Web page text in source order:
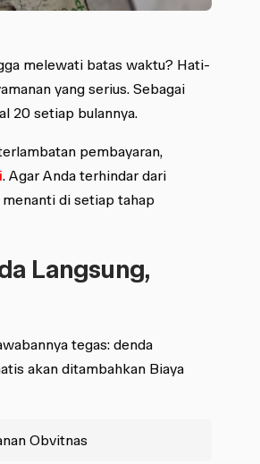
melewati batas waktu? Hati-
yang serius. Sebagai
20 setiap bulannya.
pembayaran,
. Agar Anda terhindar dari
menanti di setiap tahap
Langsung,
tegas: denda
akan ditambahkan Biaya
Obvitnas